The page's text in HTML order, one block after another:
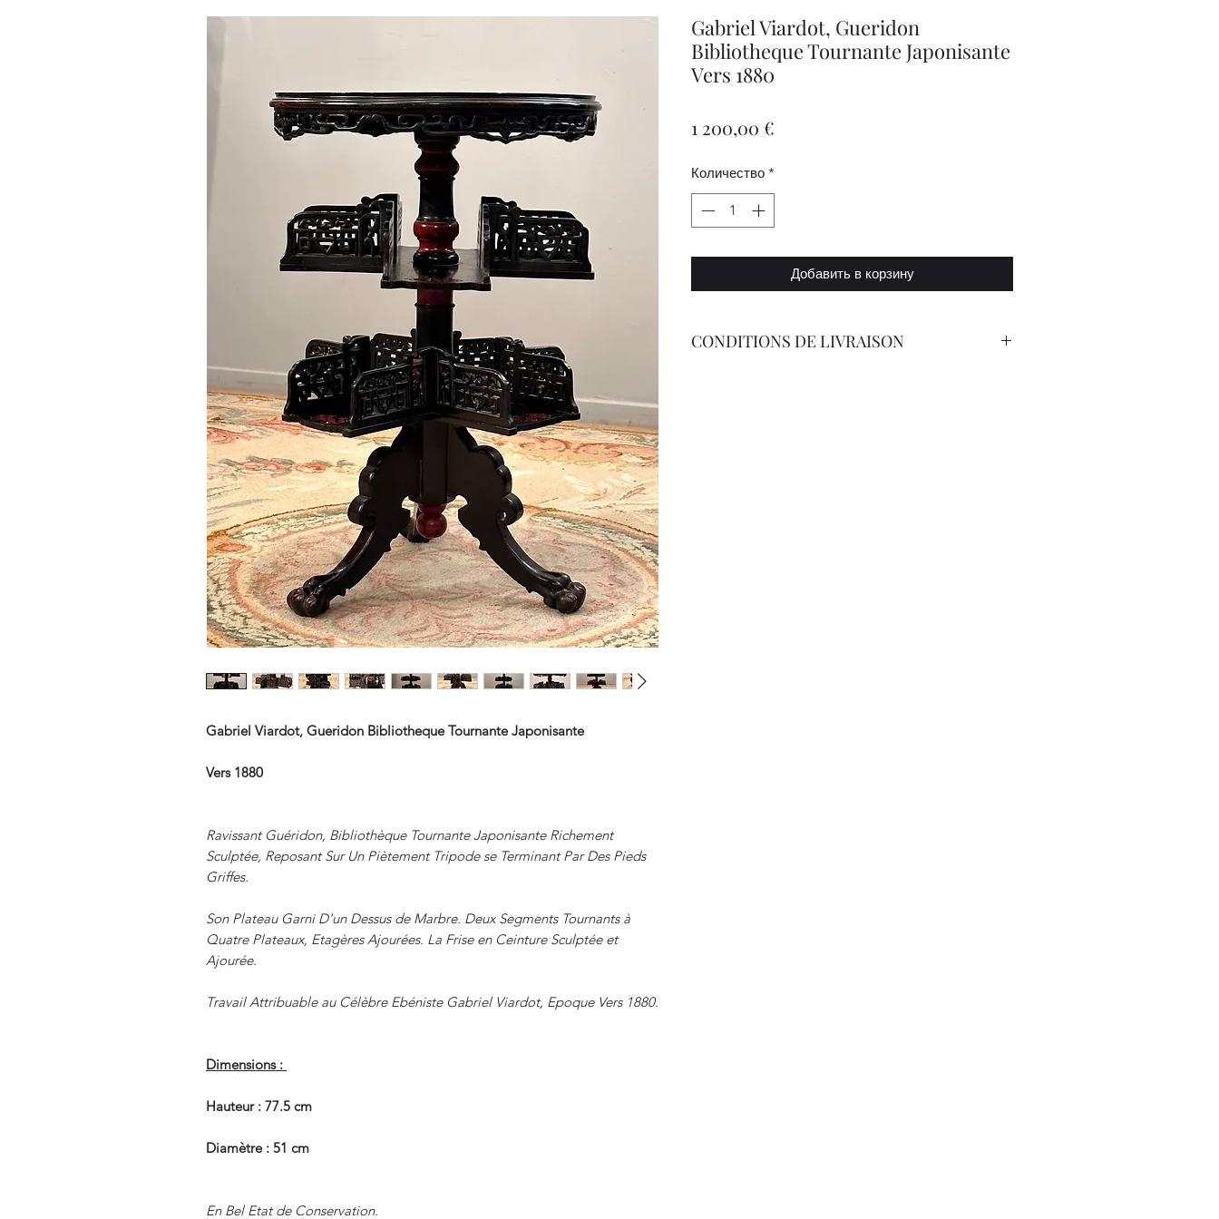
Gabriel Viardot, Gueridon Bibliotheque Tournante Japonisante
Vers 1880
Ravissant Guéridon, Bibliothèque Tournante Japonisante Richement
Sculptée, Reposant Sur Un Piètement Tripode se Terminant Par Des Pieds
Griffes.
Son Plateau Garni D'un Dessus de Marbre. Deux Segments Tournants à
Quatre Plateaux, Etagères Ajourées. La Frise en Ceinture Sculptée et
Ajourée.
Travail Attribuable au Célèbre Ebéniste Gabriel Viardot, Epoque Vers 1880.
Dimensions :
Hauteur : 77.5 cm
Diamètre : 51 cm
En Bel Etat de Conservation.
Gabriel Viardot, Gueridon
Bibliotheque Tournante Japonisante
Vers 1880
1 200,00 €
Количество *
Добавить в корзину
CONDITIONS DE LIVRAISON